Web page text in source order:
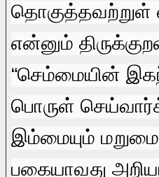
தொகுத்தவற்றுள்‌
என்னும்‌
“செம்மையின்‌
பொருள்‌
இம்மையும்‌
பகையாவது